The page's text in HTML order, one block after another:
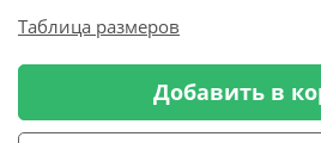
Таблица размеров
Добавить в